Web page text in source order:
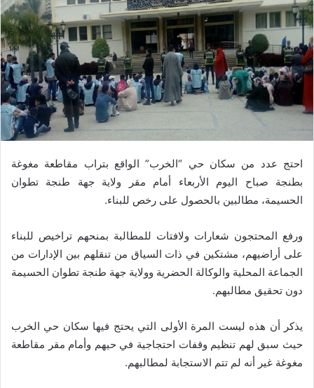
احتج عدد من سكان حي “الخرب” الواقع بتراب مقاطعة مغوغة
بطنجة صباح اليوم الأربعاء أمام مقر ولاية جهة طنجة تطوان
الحسيمة، مطالبين بالحصول على رخص للبناء.
ورفع المحتجون شعارات ولافتات للمطالبة بمنحهم تراخيص للبناء
على أراضيهم، مشتكين في ذات السياق من تنقلهم بين الإدارات من
الجماعة المحلية والوكالة الحضرية وولاية جهة طنجة تطوان الحسيمة
دون تحقيق مطالبهم.
يذكر أن هذه ليست المرة الأولى التي يحتج فيها سكان حي الخرب
حيث سبق لهم تنظيم وقفات احتجاجية في حيهم وأمام مقر مقاطعة
مغوغة غير أنه لم تتم الاستجابة لمطالبهم.